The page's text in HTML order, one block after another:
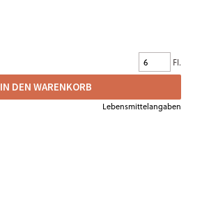
Fl.
IN DEN WARENKORB
Lebensmittelangaben